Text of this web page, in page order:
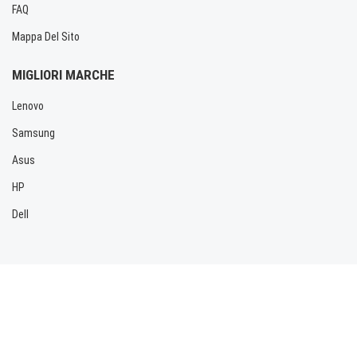
FAQ
Mappa Del Sito
MIGLIORI MARCHE
Lenovo
Samsung
Asus
HP
Dell